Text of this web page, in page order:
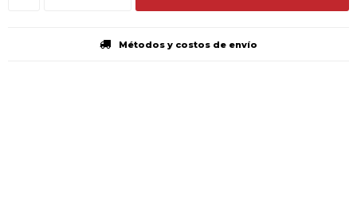
Métodos y costos de envío